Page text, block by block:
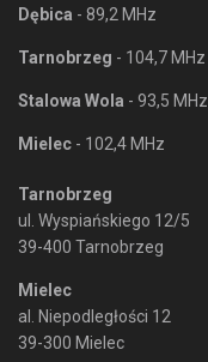
Dębica - 89,2 MHz
Tarnobrzeg - 104,7 MHz
Stalowa Wola - 93,5 MHz
Mielec - 102,4 MHz
Tarnobrzeg
ul. Wyspiańskiego 12/5
39-400 Tarnobrzeg
Mielec
al. Niepodległości 12
39-300 Mielec